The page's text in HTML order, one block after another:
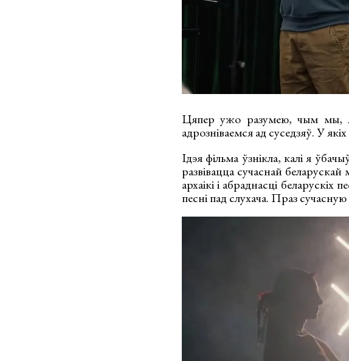
Цяпер ужо разумею, чым мы,
адрозніваемся ад суседзяў. У
Ідэя фільма ўзнікла, калі я
развівацца сучаснай
архаікі і абраднасці
песні пад слухача. Праз